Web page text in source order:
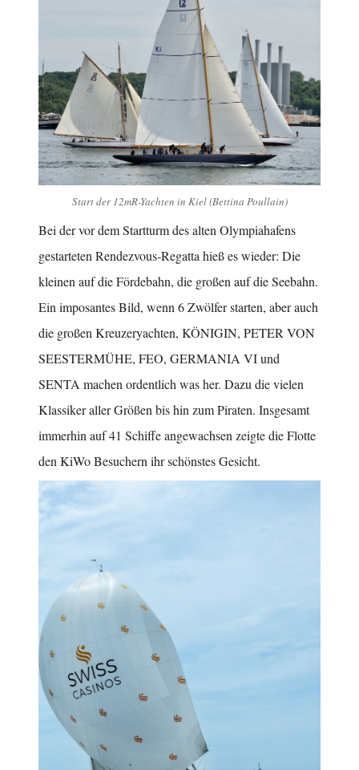
Start der 12mR-Yachten in Kiel (Bettina Poullain)
Bei der vor dem Startturm des alten Olympiahafens
gestarteten Rendezvous-Regatta hieß es wieder: Die
kleinen auf die Fördebahn, die großen auf die Seebahn.
Ein imposantes Bild, wenn 6 Zwölfer starten, aber auch
die großen Kreuzeryachten, KÖNIGIN, PETER VON
SEESTERMÜHE, FEO, GERMANIA VI und
SENTA machen ordentlich was her. Dazu die vielen
Klassiker aller Größen bis hin zum Piraten. Insgesamt
immerhin auf 41 Schiffe angewachsen zeigte die Flotte
den KiWo Besuchern ihr schönstes Gesicht.